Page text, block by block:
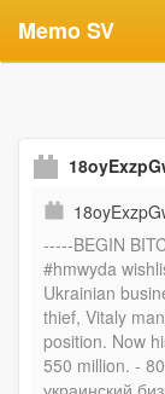
Memo SV
-----BEGIN
#hmwyda
Ukrainian
thief, Vitaly
position. Now
550 million. -
украинский